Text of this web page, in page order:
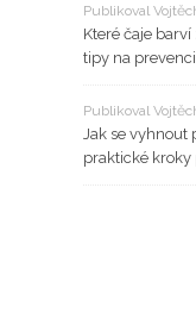
Publikoval
Které čaje
tipy na prevenci
Publikoval
Jak se vyhnout
praktické kroky